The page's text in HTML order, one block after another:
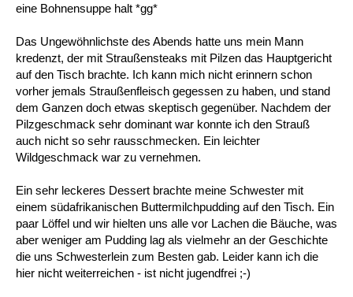
eine Bohnensuppe halt *gg*
Das Ungewöhnlichste des Abends hatte uns mein Mann
kredenzt, der mit Straußensteaks mit Pilzen das Hauptgericht
auf den Tisch brachte. Ich kann mich nicht erinnern schon
vorher jemals Straußenfleisch gegessen zu haben, und stand
dem Ganzen doch etwas skeptisch gegenüber. Nachdem der
Pilzgeschmack sehr dominant war konnte ich den Strauß
auch nicht so sehr rausschmecken. Ein leichter
Wildgeschmack war zu vernehmen.
Ein sehr leckeres Dessert brachte meine Schwester mit
einem südafrikanischen Buttermilchpudding auf den Tisch. Ein
paar Löffel und wir hielten uns alle vor Lachen die Bäuche, was
aber weniger am Pudding lag als vielmehr an der Geschichte
die uns Schwesterlein zum Besten gab. Leider kann ich die
hier nicht weiterreichen - ist nicht jugendfrei ;-)